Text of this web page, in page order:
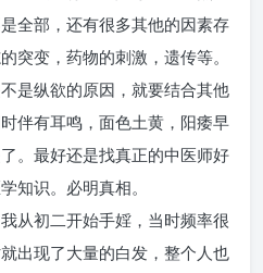
全部，还有很多其他的因素存
突变，药物的刺激，遗传等。
是纵欲的原因，就要结合其他
伴有耳鸣，面色土黄，阳痿早
。最好还是找真正的中医师好
知识。必明真相。
从初二开始手婬，当时频率很
出现了大量的白发，整个人也